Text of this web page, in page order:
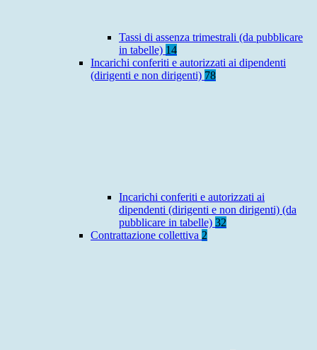
Tassi di assenza trimestrali (da pubblicare
in tabelle) 14
Incarichi conferiti e autorizzati ai dipendenti
(dirigenti e non dirigenti) 78
Incarichi conferiti e autorizzati ai
dipendenti (dirigenti e non dirigenti) (da
pubblicare in tabelle) 32
Contrattazione collettiva 2